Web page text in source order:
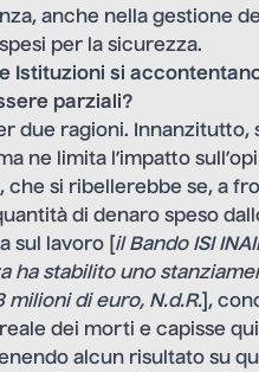
anche nella gestione
per la sicurezza.
Istituzioni si
parziali?
due ragioni. Innanzitutto,
ne limita l’impatto
che si ribellerebbe se, a
di denaro speso
sul lavoro [ il Bando ISI
ha stabilito uno
milioni di euro, N.d.R. ],
dei morti e capisse
alcun risultato su